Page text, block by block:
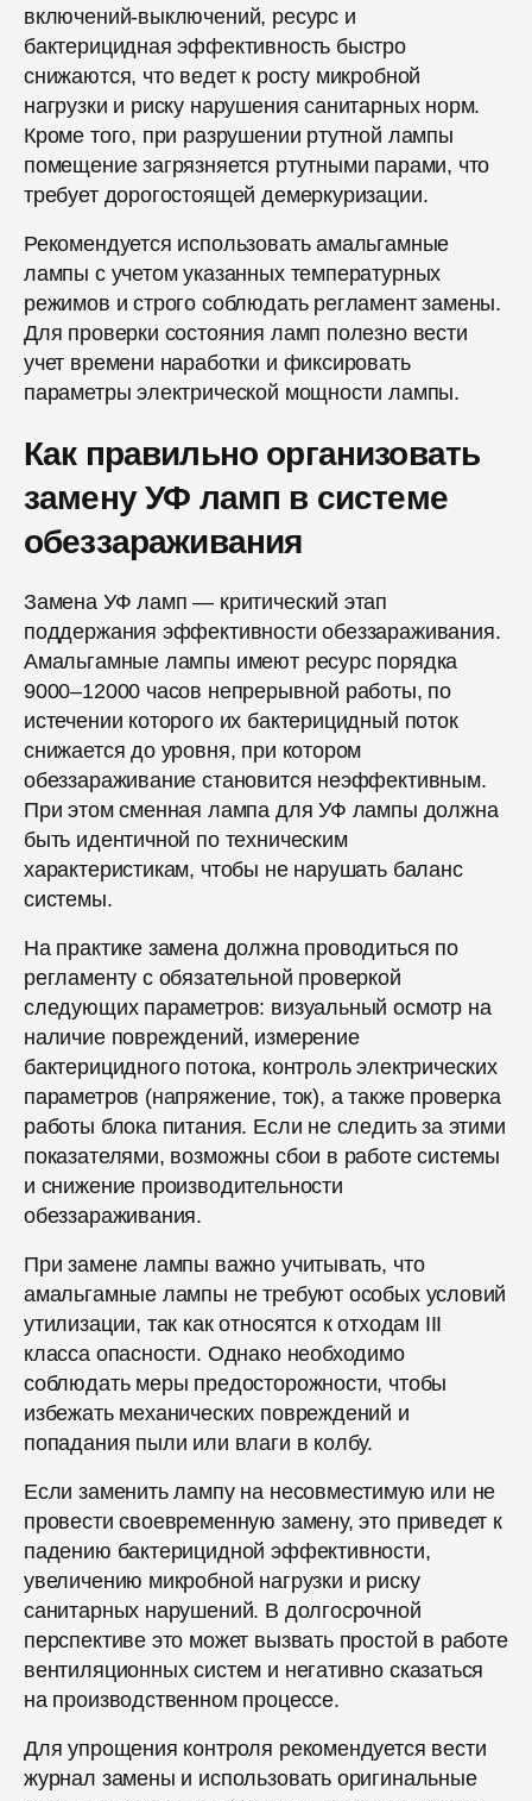
включений-выключений, ресурс и
бактерицидная эффективность быстро
снижаются, что ведет к росту микробной
нагрузки и риску нарушения санитарных норм.
Кроме того, при разрушении ртутной лампы
помещение загрязняется ртутными парами, что
требует дорогостоящей демеркуризации.
Рекомендуется использовать амальгамные
лампы с учетом указанных температурных
режимов и строго соблюдать регламент замены.
Для проверки состояния ламп полезно вести
учет времени наработки и фиксировать
параметры электрической мощности лампы.
Как правильно организовать
замену УФ ламп в системе
обеззараживания
Замена УФ ламп — критический этап
поддержания эффективности обеззараживания.
Амальгамные лампы имеют ресурс порядка
9000–12000 часов непрерывной работы, по
истечении которого их бактерицидный поток
снижается до уровня, при котором
обеззараживание становится неэффективным.
При этом сменная лампа для УФ лампы должна
быть идентичной по техническим
характеристикам, чтобы не нарушать баланс
системы.
На практике замена должна проводиться по
регламенту с обязательной проверкой
следующих параметров: визуальный осмотр на
наличие повреждений, измерение
бактерицидного потока, контроль электрических
параметров (напряжение, ток), а также проверка
работы блока питания. Если не следить за этими
показателями, возможны сбои в работе системы
и снижение производительности
обеззараживания.
При замене лампы важно учитывать, что
амальгамные лампы не требуют особых условий
утилизации, так как относятся к отходам III
класса опасности. Однако необходимо
соблюдать меры предосторожности, чтобы
избежать механических повреждений и
попадания пыли или влаги в колбу.
Если заменить лампу на несовместимую или не
провести своевременную замену, это приведет к
падению бактерицидной эффективности,
увеличению микробной нагрузки и риску
санитарных нарушений. В долгосрочной
перспективе это может вызвать простой в работе
вентиляционных систем и негативно сказаться
на производственном процессе.
Для упрощения контроля рекомендуется вести
журнал замены и использовать оригинальные